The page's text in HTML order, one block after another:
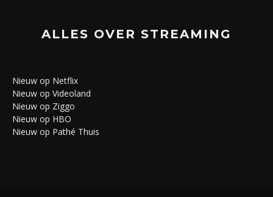
ALLES OVER STREAMING
Nieuw op Netflix
Nieuw op Videoland
Nieuw op Ziggo
Nieuw op HBO
Nieuw op Pathé Thuis